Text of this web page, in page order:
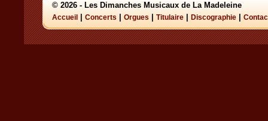
© 2026 - Les Dimanches Musicaux de La Madeleine
Accueil Concerts Orgues Titulaire Discographie